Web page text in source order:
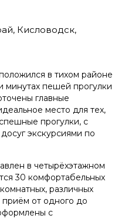
Кисловодск,
в тихом районе
минутах пешей прогулки
главные
место для тех,
прогулки, с
экскурсиями по
в четырёхэтажном
30 комфортабельных
различных
приём от одного до
с